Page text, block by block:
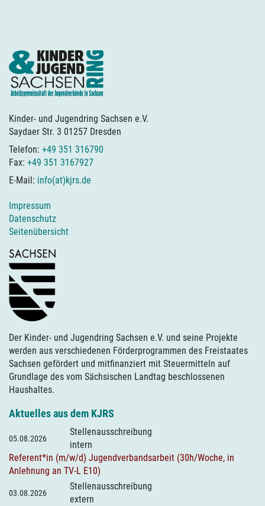
Kinder- und Jugendring Sachsen e.V.
Saydaer Str. 3 01257 Dresden
Telefon: +49 351 316790
Fax: +49 351 3167927
E-Mail: info(at)kjrs.de
Impressum
Datenschutz
Seitenübersicht
Der Kinder- und Jugendring Sachsen e.V. und seine Projekte
werden aus verschiedenen Förderprogrammen des Freistaates
Sachsen gefördert und mitfinanziert mit Steuermitteln auf
Grundlage des vom Sächsischen Landtag beschlossenen
Haushaltes.
Aktuelles aus dem KJRS
05.08.2026
Stellenausschreibung
intern
Referent*in (m/w/d) Jugendverbandsarbeit (30h/Woche, in
Anlehnung an TV-L E10)
03.08.2026
Stellenausschreibung
extern